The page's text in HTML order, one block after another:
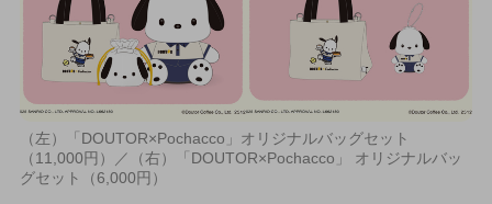
（左）「DOUTOR×Pochacco」オリジナルバッグセット
（11,000円）／（右）「DOUTOR×Pochacco」 オリジナルバッ
グセット（6,000円）